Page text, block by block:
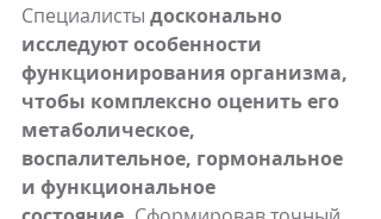
Специалисты досконально
исследуют особенности
функционирования организма,
чтобы комплексно оценить его
метаболическое,
воспалительное, гормональное
и функциональное